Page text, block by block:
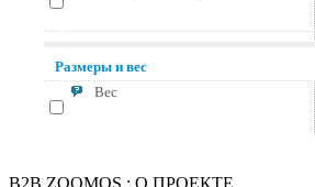
Размеры и вес
Вес
B2B ZOOMOS : О ПРОЕКТЕ